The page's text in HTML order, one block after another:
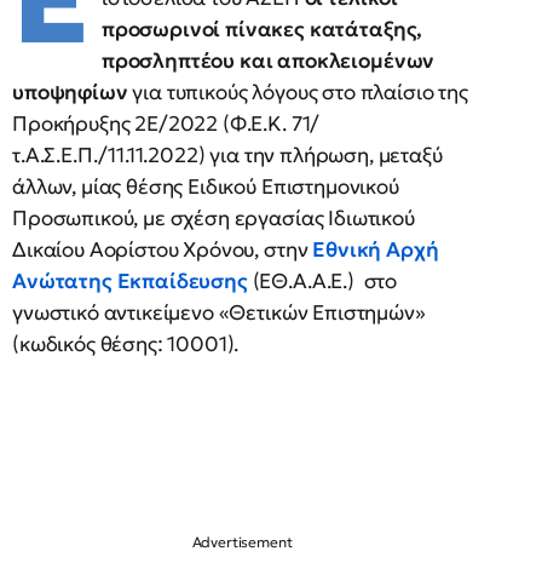
προσωρινοί πίνακες κατάταξης,
προσληπτέου και αποκλειομένων
υποψηφίωνγια τυπικούς λόγους στο πλαίσιο της
Προκήρυξης 2Ε/2022 (Φ.Ε.Κ. 71/
τ.Α.Σ.Ε.Π./11.11.2022) για την πλήρωση, μεταξύ
άλλων, μίας θέσης Ειδικού Επιστημονικού
Προσωπικού, με σχέση εργασίας Ιδιωτικού
Δικαίου Αορίστου Χρόνου, στηνΕθνική Αρχή
Ανώτατης Εκπαίδευσης(ΕΘ.Α.Α.Ε.) στο
γνωστικό αντικείμενο «Θετικών Επιστημών»
(κωδικός θέσης: 10001).